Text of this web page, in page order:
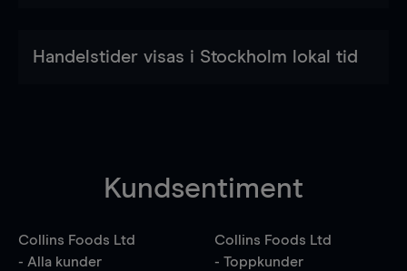
Handelstider visas i Stockholm lokal tid
Kundsentiment
Collins Foods Ltd
- Alla kunder
Collins Foods Ltd
- Toppkunder